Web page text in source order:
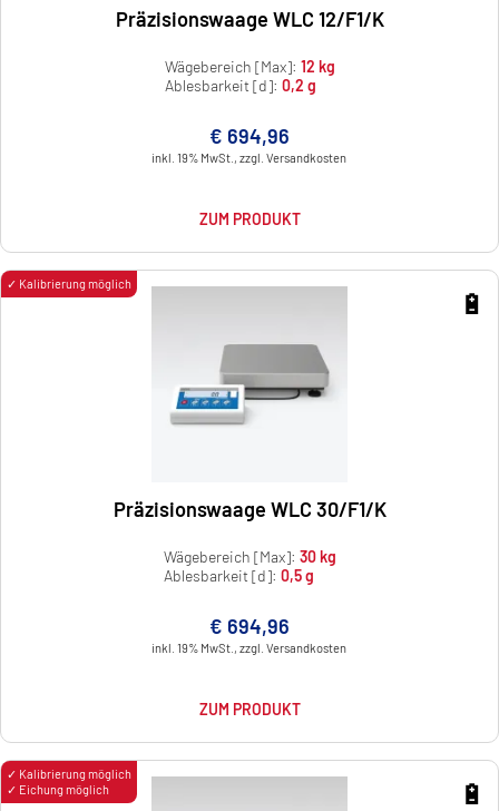
Präzisionswaage WLC 12/F1/K
Wägebereich [Max]: 12 kg
Ablesbarkeit [d]: 0,2 g
€ 694,96
inkl. 19% MwSt., zzgl. Versandkosten
ZUM PRODUKT
✓ Kalibrierung möglich
🔋
Präzisionswaage WLC 30/F1/K
Wägebereich [Max]: 30 kg
Ablesbarkeit [d]: 0,5 g
€ 694,96
inkl. 19% MwSt., zzgl. Versandkosten
ZUM PRODUKT
✓ Kalibrierung möglich
✓ Eichung möglich
🔋